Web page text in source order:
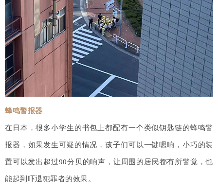
蜂鸣警报器
在日本，很多小学生的书包上都配有一个类似钥匙链的蜂鸣警
报器，如果发生可疑的情况，孩子们可以一键嗯响，小巧的装
置可以发出超过90分贝的响声，让周围的居民都有所警觉，也
能起到吓退犯罪者的效果。